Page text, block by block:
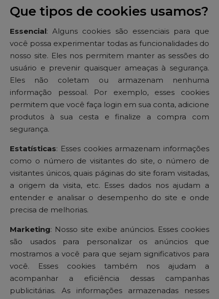
Que tipos de cookies usamos?
Essencial: Alguns cookies são essenciais para que
você possa experimentar todas as funcionalidades do
nosso site. Eles nos permitem manter as sessões do
usuário e prevenir quaisquer ameaças à segurança.
Eles não coletam ou armazenam nenhuma
informação pessoal. Por exemplo, esses cookies
permitem que você faça login em sua conta, adicione
produtos à sua cesta e finalize a compra com
segurança.
Estatísticas: Esses cookies armazenam informações
como o número de visitantes do site, o número de
visitantes únicos, quais páginas do site foram visitadas,
a origem da visita, etc. Esses dados nos ajudam a
entender e analisar o desempenho do site e onde
precisa de melhorias.
Marketing: Nosso site exibe anúncios. Esses cookies
são usados ​​para personalizar os anúncios que
mostramos a você para que sejam significativos para
você. Esses cookies também nos ajudam a
acompanhar a eficiência dessas campanhas
publicitárias. As informações armazenadas nesses